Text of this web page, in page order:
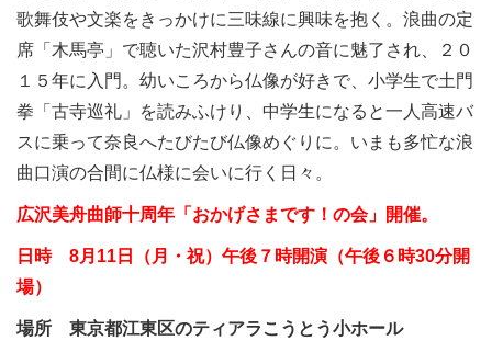
歌舞伎や文楽をきっかけに三味線に興味を抱く。浪曲の定
席「木馬亭」で聴いた沢村豊子さんの音に魅了され、２０
１５年に入門。幼いころから仏像が好きで、小学生で土門
拳「古寺巡礼」を読みふけり、中学生になると一人高速バ
スに乗って奈良へたびたび仏像めぐりに。いまも多忙な浪
曲口演の合間に仏様に会いに行く日々。
広沢美舟曲師十周年「おかげさまです！の会」開催。
日時 8月11日（月・祝）午後７時開演（午後６時30分開
場）
場所 東京都江東区のティアラこうとう小ホール